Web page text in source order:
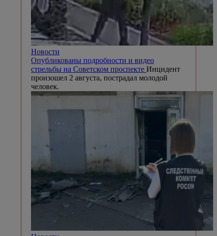
Новости
Опубликованы подробности и видео
стрельбы на Советском проспекте Инцидент
произошел 2 августа, пострадал молодой
человек.